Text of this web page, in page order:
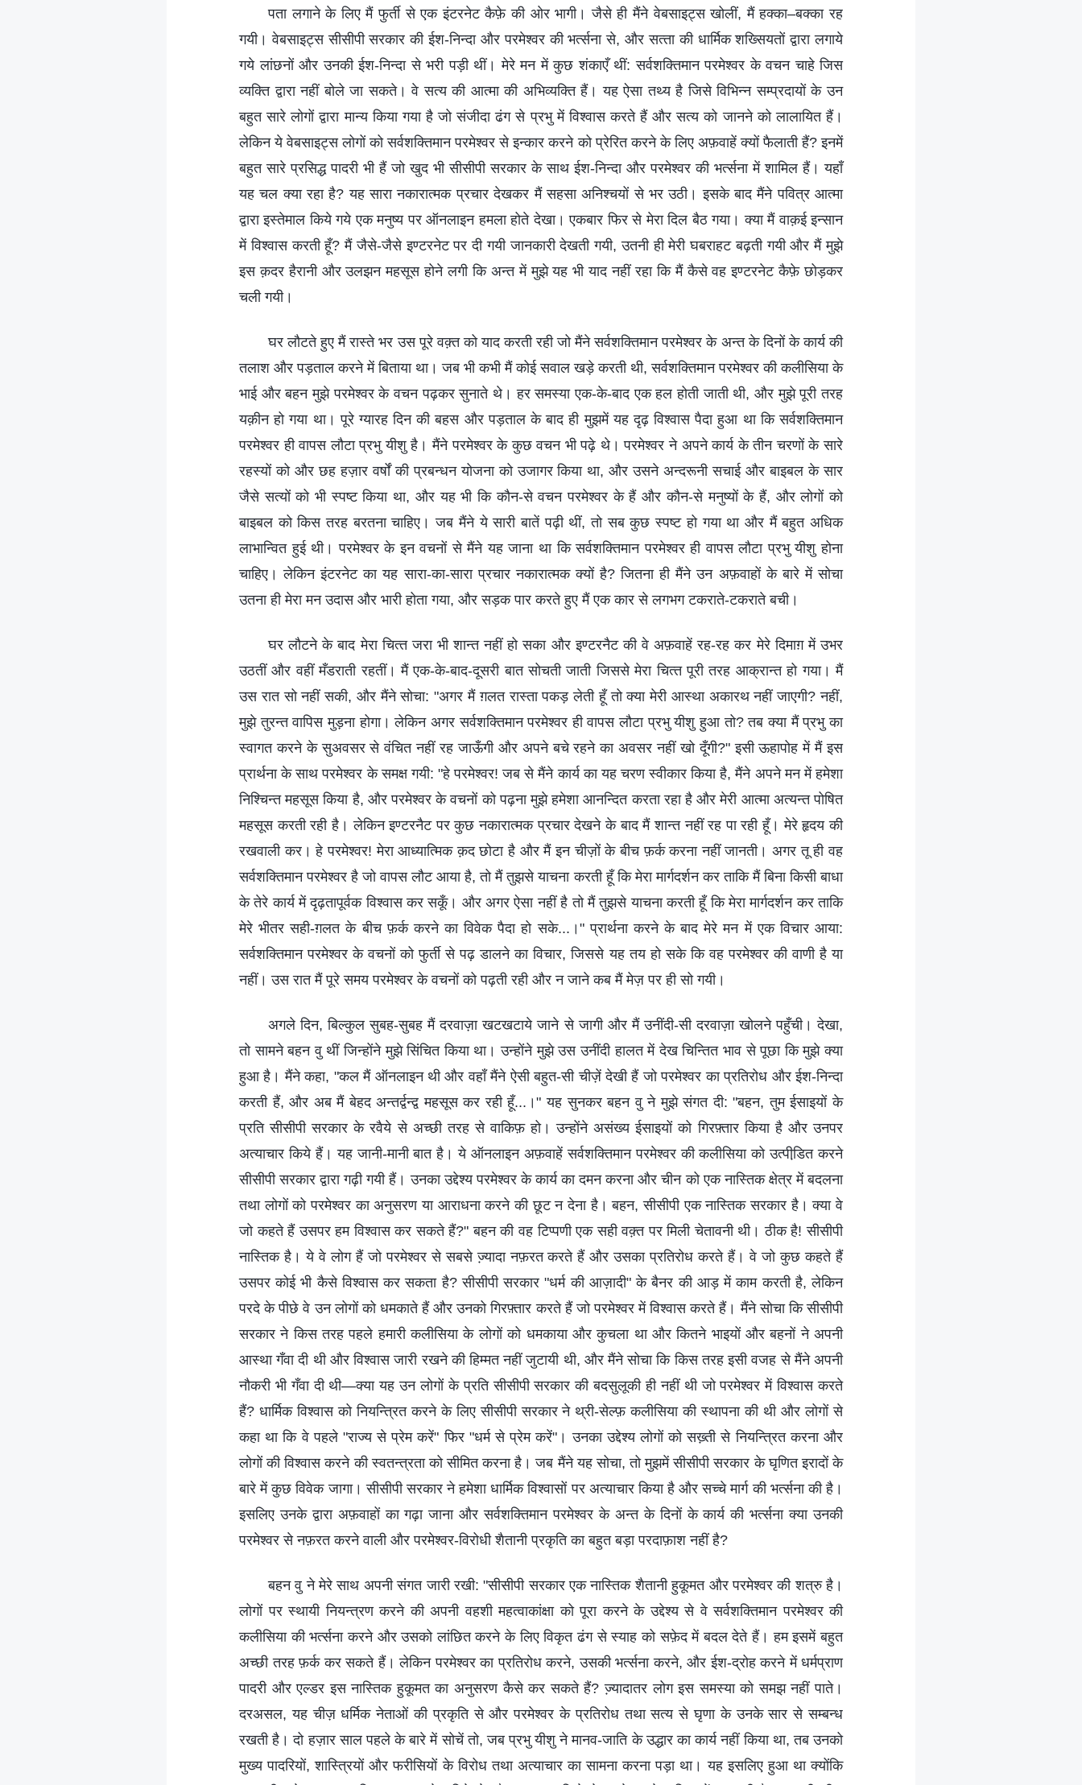
पता लगाने के लिए मैं फुर्ती से एक इंटरनेट कैफ़े की ओर भागी। जैसे ही मैंने वेबसाइट्स खोलीं, मैं हक्‍का–बक्‍का रह
गयी। वेबसाइट्स सीसीपी सरकार की ईश-निन्‍दा और परमेश्‍वर की भर्त्‍सना से, और सत्‍ता की धार्मिक शख्सियतों द्वारा लगाये
गये लांछनों और उनकी ईश-निन्‍दा से भरी पड़ी थीं। मेरे मन में कुछ शंकाएँ थीं: सर्वशक्तिमान परमेश्‍वर के वचन चाहे जिस
व्‍यक्ति द्वारा नहीं बोले जा सकते। वे सत्‍य की आत्‍मा की अभिव्‍यक्ति हैं। यह ऐसा तथ्‍य है जिसे विभिन्‍न सम्‍प्रदायों के उन
बहुत सारे लोगों द्वारा मान्‍य किया गया है जो संजीदा ढंग से प्रभु में विश्‍वास करते हैं और सत्‍य को जानने को लालायित हैं।
लेकिन ये वेबसाइट्स लोगों को सर्वशक्तिमान परमेश्‍वर से इन्‍कार करने को प्रेरित करने के लिए अफ़वाहें क्‍यों फैलाती हैं? इनमें
बहुत सारे प्रसिद्ध पादरी भी हैं जो खुद भी सीसीपी सरकार के साथ ईश-निन्‍दा और परमेश्‍वर की भर्त्‍सना में शामिल हैं। यहाँ
यह चल क्‍या रहा है? यह सारा नकारात्‍मक प्रचार देखकर मैं सहसा अनिश्‍चयों से भर उठी। इसके बाद मैंने पवित्र आत्‍मा
द्वारा इस्‍तेमाल किये गये एक मनुष्‍य पर ऑनलाइन हमला होते देखा। एकबार फिर से मेरा दिल बैठ गया। क्‍या मैं वाक़ई इन्‍सान
में विश्‍वास करती हूँ? मैं जैसे-जैसे इण्‍टरनेट पर दी गयी जानकारी देखती गयी, उतनी ही मेरी घबराहट बढ़ती गयी और मैं मुझे
इस क़दर हैरानी और उलझन महसूस होने लगी कि अन्‍त में मुझे यह भी याद नहीं रहा कि मैं कैसे वह इण्‍टरनेट कैफ़े छोड़कर
चली गयी।
घर लौटते हुए मैं रास्‍ते भर उस पूरे वक्‍़त को याद करती रही जो मैंने सर्वशक्तिमान परमेश्‍वर के अन्‍त के दिनों के कार्य की
तलाश और पड़ताल करने में बिताया था। जब भी कभी मैं कोई सवाल खड़े करती थी, सर्वशक्तिमान परमेश्‍वर की कलीसिया के
भाई और बहन मुझे परमेश्‍वर के वचन पढ़कर सुनाते थे। हर समस्‍या एक-के-बाद एक हल होती जाती थी, और मुझे पूरी तरह
यक़ीन हो गया था। पूरे ग्‍यारह दिन की बहस और पड़ताल के बाद ही मुझमें यह दृढ़ विश्‍वास पैदा हुआ था कि सर्वशक्तिमान
परमेश्‍वर ही वापस लौटा प्रभु यीशु है। मैंने परमेश्‍वर के कुछ वचन भी पढ़े थे। परमेश्‍वर ने अपने कार्य के तीन चरणों के सारे
रहस्‍यों को और छह हज़ार वर्षों की प्रबन्‍धन योजना को उजागर किया था, और उसने अन्‍दरूनी सचाई और बाइबल के सार
जैसे सत्‍यों को भी स्‍पष्‍ट किया था, और यह भी कि कौन-से वचन परमेश्‍वर के हैं और कौन-से मनुष्‍यों के हैं, और लोगों को
बाइबल को किस तरह बरतना चाहिए। जब मैंने ये सारी बातें पढ़ी थीं, तो सब कुछ स्‍पष्‍ट हो गया था और मैं बहुत अधिक
लाभान्वित हुई थी। परमेश्‍वर के इन वचनों से मैंने यह जाना था कि सर्वशक्तिमान परमेश्‍वर ही वापस लौटा प्रभु यीशु होना
चाहिए। लेकिन इंटरनेट का यह सारा-का-सारा प्रचार नकारात्‍मक क्‍यों है? जितना ही मैंने उन अफ़वाहों के बारे में सोचा
उतना ही मेरा मन उदास और भारी होता गया, और सड़क पार करते हुए मैं एक कार से लगभग टकराते-टकराते बची।
घर लौटने के बाद मेरा चित्‍त जरा भी शान्‍त नहीं हो सका और इण्‍टरनैट की वे अफ़वाहें रह-रह कर मेरे दिमाग़ में उभर
उठतीं और वहीं मँडराती रहतीं। मैं एक-के-बाद-दूसरी बात सोचती जाती जिससे मेरा चित्‍त पूरी तरह आक्रान्‍त हो गया। मैं
उस रात सो नहीं सकी, और मैंने सोचा: "अगर मैं ग़लत रास्‍ता पकड़ लेती हूँ तो क्‍या मेरी आस्‍था अकारथ नहीं जाएगी? नहीं,
मुझे तुरन्‍त वापिस मुड़ना होगा। लेकिन अगर सर्वशक्तिमान परमेश्‍वर ही वापस लौटा प्रभु यीशु हुआ तो? तब क्‍या मैं प्रभु का
स्‍वागत करने के सुअवसर से वंचित नहीं रह जाऊँगी और अपने बचे रहने का अवसर नहीं खो दूँगी?" इसी ऊहापोह में मैं इस
प्रार्थना के साथ परमेश्‍वर के समक्ष गयी: "हे परमेश्‍वर! जब से मैंने कार्य का यह चरण स्‍वीकार किया है, मैंने अपने मन में हमेशा
निश्चिन्‍त महसूस किया है, और परमेश्‍वर के वचनों को पढ़ना मुझे हमेशा आनन्दित करता रहा है और मेरी आत्‍मा अत्‍यन्‍त पोषित
महसूस करती रही है। लेकिन इण्‍टरनैट पर कुछ नकारात्‍मक प्रचार देखने के बाद मैं शान्‍त नहीं रह पा रही हूँ। मेरे हृदय की
रखवाली कर। हे परमेश्‍वर! मेरा आध्‍यात्मिक क़द छोटा है और मैं इन चीज़ों के बीच फ़र्क करना नहीं जानती। अगर तू ही वह
सर्वशक्तिमान परमेश्‍वर है जो वापस लौट आया है, तो मैं तुझसे याचना करती हूँ कि मेरा मार्गदर्शन कर ताकि मैं बिना किसी बाधा
के तेरे कार्य में दृढ़तापूर्वक विश्‍वास कर सकूँ। और अगर ऐसा नहीं है तो मैं तुझसे याचना करती हूँ कि मेरा मार्गदर्शन कर ताकि
मेरे भीतर सही-ग़लत के बीच फ़र्क करने का विवेक पैदा हो सके...।" प्रार्थना करने के बाद मेरे मन में एक विचार आया:
सर्वशक्तिमान परमेश्‍वर के वचनों को फुर्ती से पढ़ डालने का विचार, जिससे यह तय हो सके कि वह परमेश्‍वर की वाणी है या
नहीं। उस रात मैं पूरे समय परमेश्‍वर के वचनों को पढ़ती रही और न जाने कब मैं मेज़ पर ही सो गयी।
अगले दिन, बिल्‍कुल सुबह-सुबह मैं दरवाज़ा खटखटाये जाने से जागी और मैं उनींदी-सी दरवाज़ा खोलने पहुँची। देखा,
तो सामने बहन वु थीं जिन्‍होंने मुझे सिंचित किया था। उन्‍होंने मुझे उस उनींदी हालत में देख चिन्तित भाव से पूछा कि मुझे क्‍या
हुआ है। मैंने कहा, "कल मैं ऑनलाइन थी और वहाँ मैंने ऐसी बहुत-सी चीज़ें देखी हैं जो परमेश्‍वर का प्रतिरोध और ईश-निन्‍दा
करती हैं, और अब मैं बेहद अन्‍तर्द्वन्‍द्व महसूस कर रही हूँ...।" यह सुनकर बहन वु ने मुझे संगत दी: "बहन, तुम ईसाइयों के
प्रति सीसीपी सरकार के रवैये से अच्‍छी तरह से वाकिफ़ हो। उन्‍होंने असंख्‍य ईसाइयों को गिरफ़्तार किया है और उनपर
अत्‍याचार किये हैं। यह जानी-मानी बात है। ये ऑनलाइन अफ़वाहें सर्वशक्तिमान परमेश्‍वर की कलीसिया को उत्‍पीडि़त करने
सीसीपी सरकार द्वारा गढ़ी गयी हैं। उनका उद्देश्‍य परमेश्‍वर के कार्य का दमन करना और चीन को एक नास्तिक क्षेत्र में बदलना
तथा लोगों को परमेश्‍वर का अनुसरण या आराधना करने की छूट न देना है। बहन, सीसीपी एक नास्तिक सरकार है। क्‍या वे
जो कहते हैं उसपर हम विश्‍वास कर सकते हैं?" बहन की वह टिप्‍पणी एक सही वक्‍़त पर मिली चेतावनी थी। ठीक है! सीसीपी
नास्तिक है। ये वे लोग हैं जो परमेश्‍वर से सबसे ज्‍़यादा नफ़रत करते हैं और उसका प्रतिरोध करते हैं। वे जो कुछ कहते हैं
उसपर कोई भी कैसे विश्‍वास कर सकता है? सीसीपी सरकार "धर्म की आज़ादी" के बैनर की आड़ में काम करती है, लेकिन
परदे के पीछे वे उन लोगों को धमकाते हैं और उनको गिरफ़्तार करते हैं जो परमेश्‍वर में विश्‍वास करते हैं। मैंने सोचा कि सीसीपी
सरकार ने किस तरह पहले हमारी कलीसिया के लोगों को धमकाया और कुचला था और कितने भाइयों और बहनों ने अपनी
आस्‍था गँवा दी थी और विश्‍वास जारी रखने की हिम्‍मत नहीं जुटायी थी, और मैंने सोचा कि किस तरह इसी वजह से मैंने अपनी
नौकरी भी गँवा दी थी—क्‍या यह उन लोगों के प्रति सीसीपी सरकार की बदसुलूकी ही नहीं थी जो परमेश्‍वर में विश्‍वास करते
हैं? धार्मिक विश्‍वास को नियन्त्रित करने के लिए सीसीपी सरकार ने थ्री-सेल्‍फ़ कलीसिया की स्‍थापना की थी और लोगों से
कहा था कि वे पहले "राज्‍य से प्रेम करें" फिर "धर्म से प्रेम करें"। उनका उद्देश्‍य लोगों को सख्‍़ती से नियन्त्रित करना और
लोगों की विश्‍वास करने की स्‍वतन्‍त्रता को सीमित करना है। जब मैंने यह सोचा, तो मुझमें सीसीपी सरकार के घृणित इरादों के
बारे में कुछ विवेक जागा। सीसीपी सरकार ने हमेशा धार्मिक विश्‍वासों पर अत्‍याचार किया है और सच्‍चे मार्ग की भर्त्‍सना की है।
इसलिए उनके द्वारा अफ़वाहों का गढ़ा जाना और सर्वशक्तिमान परमेश्‍वर के अन्‍त के दिनों के कार्य की भर्त्‍सना क्‍या उनकी
परमेश्‍वर से नफ़रत करने वाली और परमेश्‍वर-विरोधी शैतानी प्रकृति का बहुत बड़ा परदाफ़ाश नहीं है?
बहन वु ने मेरे साथ अपनी संगत जारी रखी: "सीसीपी सरकार एक नास्तिक शैतानी हुकूमत और परमेश्‍वर की शत्रु है।
लोगों पर स्‍थायी नियन्‍त्रण करने की अपनी वहशी महत्‍वाकांक्षा को पूरा करने के उद्देश्‍य से वे सर्वशक्तिमान परमेश्‍वर की
कलीसिया की भर्त्‍सना करने और उसको लांछित करने के लिए विकृत ढंग से स्‍याह को सफ़ेद में बदल देते हैं। हम इसमें बहुत
अच्‍छी तरह फ़र्क कर सकते हैं। लेकिन परमेश्‍वर का प्रतिरोध करने, उसकी भर्त्‍सना करने, और ईश-द्रोह करने में धर्मप्राण
पादरी और एल्‍डर इस नास्तिक हुकूमत का अनुसरण कैसे कर सकते हैं? ज्‍़यादातर लोग इस समस्‍या को समझ नहीं पाते।
दरअसल, यह चीज़ धर्मिक नेताओं की प्रकृति से और परमेश्‍वर के प्रतिरोध तथा सत्‍य से घृणा के उनके सार से सम्‍बन्‍ध
रखती है। दो हज़ार साल पहले के बारे में सोचें तो, जब प्रभु यीशु ने मानव-जाति के उद्धार का कार्य नहीं किया था, तब उनको
मुख्‍य पादरियों, शास्त्रियों और फरीसियों के विरोध तथा अत्‍याचार का सामना करना पड़ा था। यह इसलिए हुआ था क्‍योंकि